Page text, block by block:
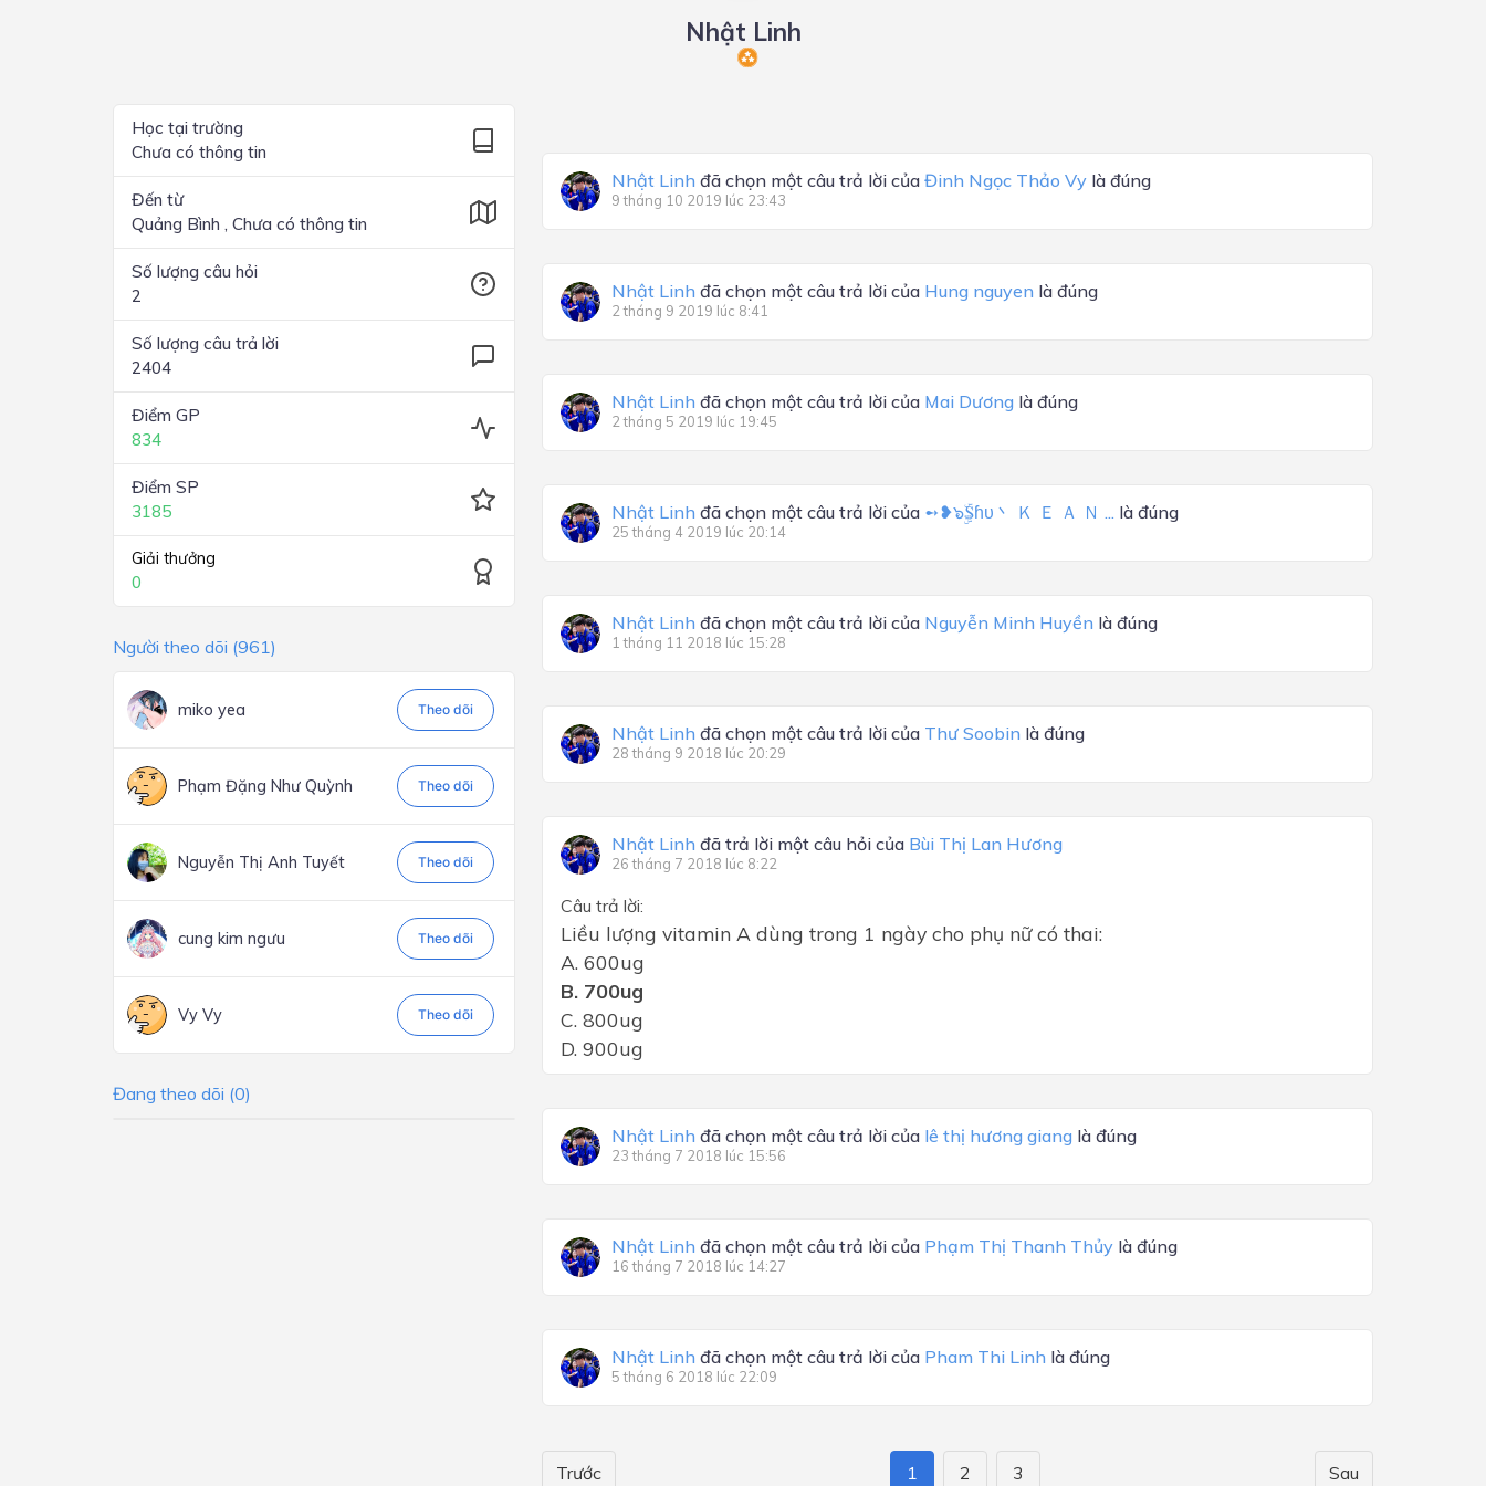
Lớp 2
Lớp 1
Nhật Linh
Học tại trường
Chưa có thông tin
Đến từ
Quảng Bình , Chưa có thông tin
Số lượng câu hỏi
2
Số lượng câu trả lời
2404
Điểm GP
834
Điểm SP
3185
Giải thưởng
0
Người theo dõi (961)
miko yea Theo dõi
Phạm Đặng Như Quỳnh Theo dõi
Nguyễn Thị Anh Tuyết Theo dõi
cung kim ngưu Theo dõi
Vy Vy Theo dõi
Đang theo dõi (0)
Nhật Linh đã chọn một câu trả lời của Đinh Ngọc Thảo Vy là đúng
9 tháng 10 2019 lúc 23:43
Nhật Linh đã chọn một câu trả lời của Hung nguyen là đúng
2 tháng 9 2019 lúc 8:41
Nhật Linh đã chọn một câu trả lời của Mai Dương là đúng
2 tháng 5 2019 lúc 19:45
Nhật Linh đã chọn một câu trả lời của ➻❥๖ۣۜ₷ɦυ丶 Ｋ Ｅ Ａ Ｎ ... là đúng
25 tháng 4 2019 lúc 20:14
Nhật Linh đã chọn một câu trả lời của Nguyễn Minh Huyền là đúng
1 tháng 11 2018 lúc 15:28
Nhật Linh đã chọn một câu trả lời của Thư Soobin là đúng
28 tháng 9 2018 lúc 20:29
Nhật Linh đã trả lời một câu hỏi của Bùi Thị Lan Hương
26 tháng 7 2018 lúc 8:22
Câu trả lời:
Liều lượng vitamin A dùng trong 1 ngày cho phụ nữ có thai:
A. 600ug
B. 700ug
C. 800ug
D. 900ug
Nhật Linh đã chọn một câu trả lời của lê thị hương giang là đúng
23 tháng 7 2018 lúc 15:56
Nhật Linh đã chọn một câu trả lời của Phạm Thị Thanh Thủy là đúng
16 tháng 7 2018 lúc 14:27
Nhật Linh đã chọn một câu trả lời của Pham Thi Linh là đúng
5 tháng 6 2018 lúc 22:09
Trước Sau
1 2 3